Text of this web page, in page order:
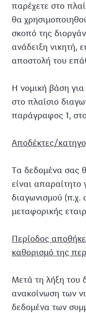
παρέχετε στο
θα
σκοπό της
ανάδειξη νικητή,
αποστολή του
Η νομική βάση
στο πλαίσιο
παράγραφος 1,
Αποδέκτες/
Tα δεδομένα σας
είναι απαραίτητο
διαγωνισμού
μεταφορικής
Περίοδος
καθορισμό της
Μετά τη λήξη του
ανακοίνωση των
δεδομένα των